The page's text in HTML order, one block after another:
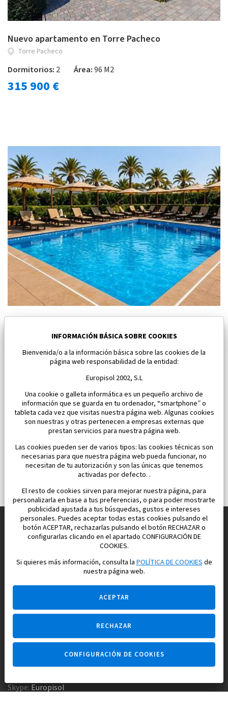
Nuevo apartamento en Torre Pacheco
Torre Pacheco
Dormitorios: 2 Área:96 M2
315 900 €
Los Alcazares
Dormitorios:2 Área:59 M2
163 000 €
Construimos y vendemos propiedades
para su vida feliz en España
Agencia inmobiliaria +34 647 173 382
Empresa constructora +34 607 961 116
Skype: Europisol
INFORMACIÓN BÁSICA SOBRE COOKIES
Bienvenida/o a la información básica sobre las cookies de la
página web responsabilidad de la entidad:
Europisol 2002, S.L
Una cookie o galleta informática es un pequeño archivo de
información que se guarda en tu ordenador, “smartphone” o
tableta cada vez que visitas nuestra página web. Algunas cookies
son nuestras y otras pertenecen a empresas externas que
prestan servicios para nuestra página web.
Las cookies pueden ser de varios tipos: las cookies técnicas son
necesarias para que nuestra página web pueda funcionar, no
necesitan de tu autorización y son las únicas que tenemos
activadas por defecto. .
El resto de cookies sirven para mejorar nuestra página, para
personalizarla en base a tus preferencias, o para poder mostrarte
publicidad ajustada a tus búsquedas, gustos e intereses
personales. Puedes aceptar todas estas cookies pulsando el
botón ACEPTAR, rechazarlas pulsando el botón RECHAZAR o
configurarlas clicando en el apartado CONFIGURACIÓN DE
COOKIES.
Si quieres más información, consulta laPOLÍTICA DE COOKIESde
nuestra página web.
ACEPTAR
RECHAZAR
CONFIGURACIÓN DE COOKIES